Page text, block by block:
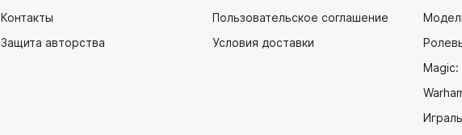
Контакты
Защита авторства
Пользовательское соглашение
Условия доставки